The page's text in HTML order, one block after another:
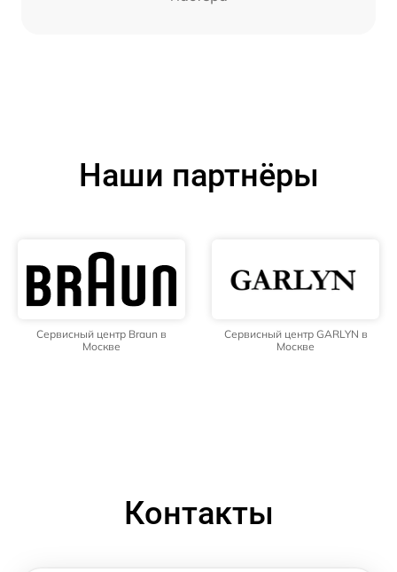
Наши партнёры
Сервисный центр Braun в
Москве
Сервисный центр GARLYN в
Москве
Контакты